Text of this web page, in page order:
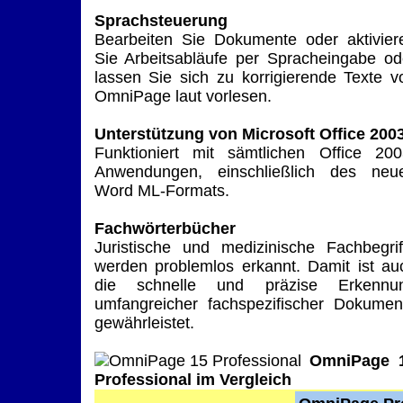
Sprachsteuerung
Bearbeiten Sie Dokumente oder
Sie Arbeitsabläufe per Spracheingabe
lassen Sie sich zu korrigierende Texte
OmniPage laut vorlesen.
Unterstützung von Microsoft Office
Funktioniert mit sämtlichen Office
Anwendungen, einschließlich des
Word ML-Formats.
Fachwörterbücher
Juristische und medizinische
werden problemlos erkannt. Damit ist
die schnelle und präzise
umfangreicher fachspezifischer
gewährleistet.
OmniPage
Professional im Vergleich